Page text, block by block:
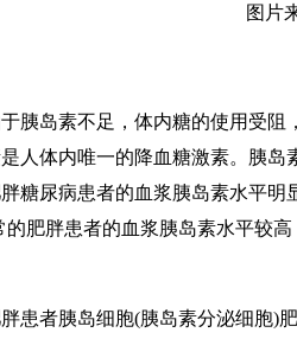
图片
胰岛素不足，体内糖的使用受
人体内唯一的降血糖激素。胰
糖尿病患者的血浆胰岛素水平
肥胖患者的血浆胰岛素水平较高
患者胰岛细胞(胰岛素分泌细胞)